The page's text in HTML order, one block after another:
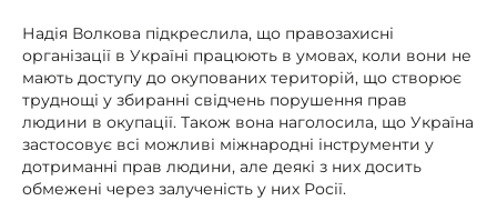
Надія Волкова підкреслила, що правозахисні
організації в Україні працюють в умовах, коли вони не
мають доступу до окупованих територій, що створює
труднощі у збиранні свідчень порушення прав
людини в окупації. Також вона наголосила, що Україна
застосовує всі можливі міжнародні інструменти у
дотриманні прав людини, але деякі з них досить
обмежені через залученість у них Росії.